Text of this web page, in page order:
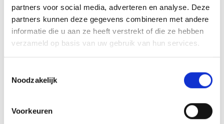
partners voor social media, adverteren en analyse. Deze
partners kunnen deze gegevens combineren met andere
informatie die u aan ze heeft verstrekt of die ze hebben
verzameld op basis van uw gebruik van hun services.
Noodzakelijk
Voorkeuren
Ristorante Pizzeria La Brocca
Italiaans Restaurant La Brocca is prachtig
gelegen op het water en wordt sinds 2023
voort met het maken van heerlijke Pizza’s
en Pasta’s uit de authentieke Italiaanse